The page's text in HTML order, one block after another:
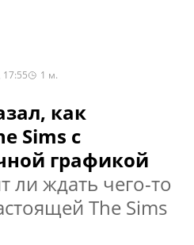
17:55 1 м.
как
Sims с
графикой
ли ждать чего-то
The Sims